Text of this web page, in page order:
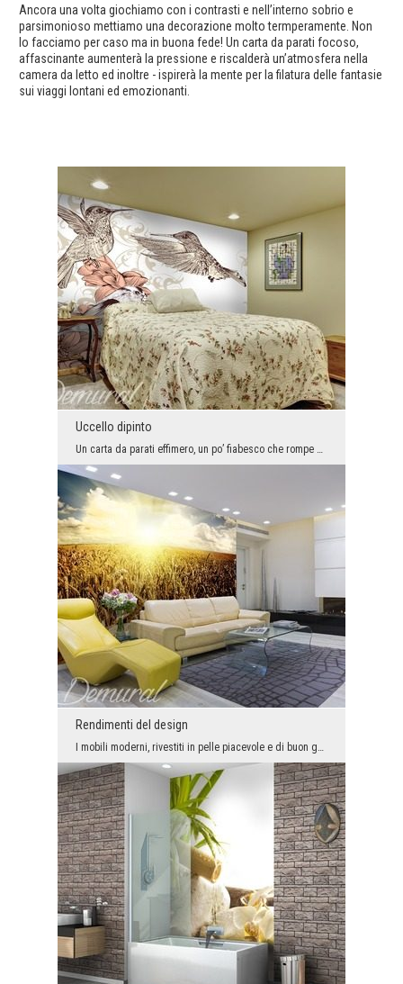
Ancora una volta giochiamo con i contrasti e nell’interno sobrio e
parsimonioso mettiamo una decorazione molto termperamente. Non
lo facciamo per caso ma in buona fede! Un carta da parati focoso,
affascinante aumenterà la pressione e riscalderà un’atmosfera nella
camera da letto ed inoltre - ispirerà la mente per la filatura delle fantasie
sui viaggi lontani ed emozionanti.
Uccello dipinto
Un carta da parati effimero, un po’ fiabesco che rompe un arrangiamento classico, un po’ prevedib...
Rendimenti del design
I mobili moderni, rivestiti in pelle piacevole e di buon gusto che si presentano orgogliosamente ...